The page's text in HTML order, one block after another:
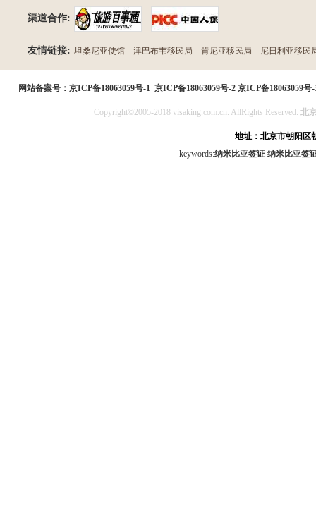
渠道合作:
友情链接: 坦桑尼亚使馆 津巴布韦移民局 肯尼亚移民局 尼日利亚移民
网站备案号： 京ICP备18063059号-1 京ICP备18063059号-2 京ICP备18063059号-
Copyright©2005-2018 visaking.com.cn. AllRights Reserved. 北
地址：北京市朝阳区
keywords:纳米比亚签证 纳米比亚签